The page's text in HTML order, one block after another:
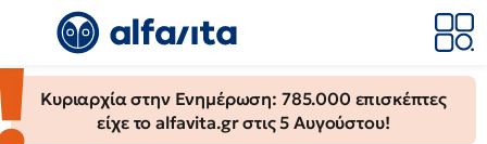
Κυριαρχία στην Ενημέρωση: 785.000 επισκέπτες
είχε το alfavita.gr στις 5 Αυγούστου!